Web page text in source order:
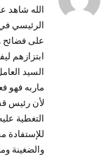
الله
الرئيسي
على فضائح
ابتزازهم
السيد
ماربه فهو
لأن رئيس
التغطية
للإستفادة
والضغينة